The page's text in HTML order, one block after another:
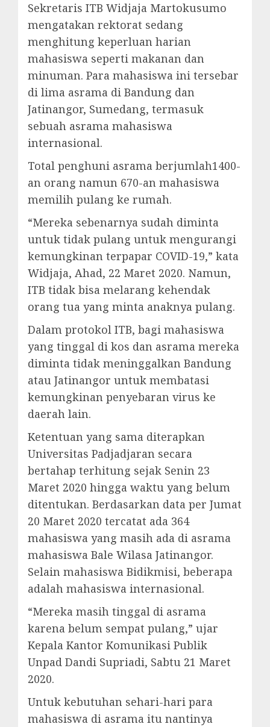
Sekretaris ITB Widjaja Martokusumo
mengatakan rektorat sedang
menghitung keperluan harian
mahasiswa seperti makanan dan
minuman. Para mahasiswa ini tersebar
di lima asrama di Bandung dan
Jatinangor, Sumedang, termasuk
sebuah asrama mahasiswa
internasional.
Total penghuni asrama berjumlah1400-
an orang namun 670-an mahasiswa
memilih pulang ke rumah.
“Mereka sebenarnya sudah diminta
untuk tidak pulang untuk mengurangi
kemungkinan terpapar COVID-19,” kata
Widjaja, Ahad, 22 Maret 2020. Namun,
ITB tidak bisa melarang kehendak
orang tua yang minta anaknya pulang.
Dalam protokol ITB, bagi mahasiswa
yang tinggal di kos dan asrama mereka
diminta tidak meninggalkan Bandung
atau Jatinangor untuk membatasi
kemungkinan penyebaran virus ke
daerah lain.
Ketentuan yang sama diterapkan
Universitas Padjadjaran secara
bertahap terhitung sejak Senin 23
Maret 2020 hingga waktu yang belum
ditentukan. Berdasarkan data per Jumat
20 Maret 2020 tercatat ada 364
mahasiswa yang masih ada di asrama
mahasiswa Bale Wilasa Jatinangor.
Selain mahasiswa Bidikmisi, beberapa
adalah mahasiswa internasional.
“Mereka masih tinggal di asrama
karena belum sempat pulang,” ujar
Kepala Kantor Komunikasi Publik
Unpad Dandi Supriadi, Sabtu 21 Maret
2020.
Untuk kebutuhan sehari-hari para
mahasiswa di asrama itu nantinya